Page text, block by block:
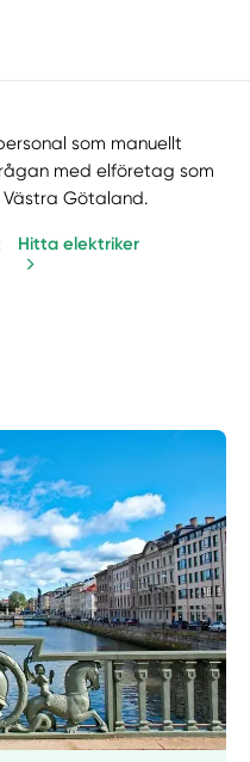
som manuellt
med elföretag som
Götaland.
Hitta elektriker